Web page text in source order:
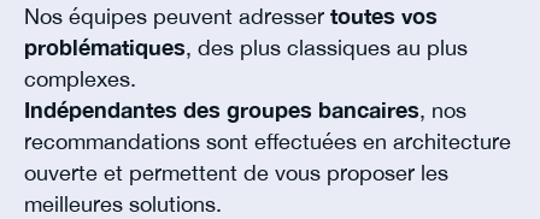
Nos équipes peuvent adresser toutes vos
problématiques, des plus classiques au plus
complexes.
Indépendantes des groupes bancaires, nos
recommandations sont effectuées en architecture
ouverte et permettent de vous proposer les
meilleures solutions.